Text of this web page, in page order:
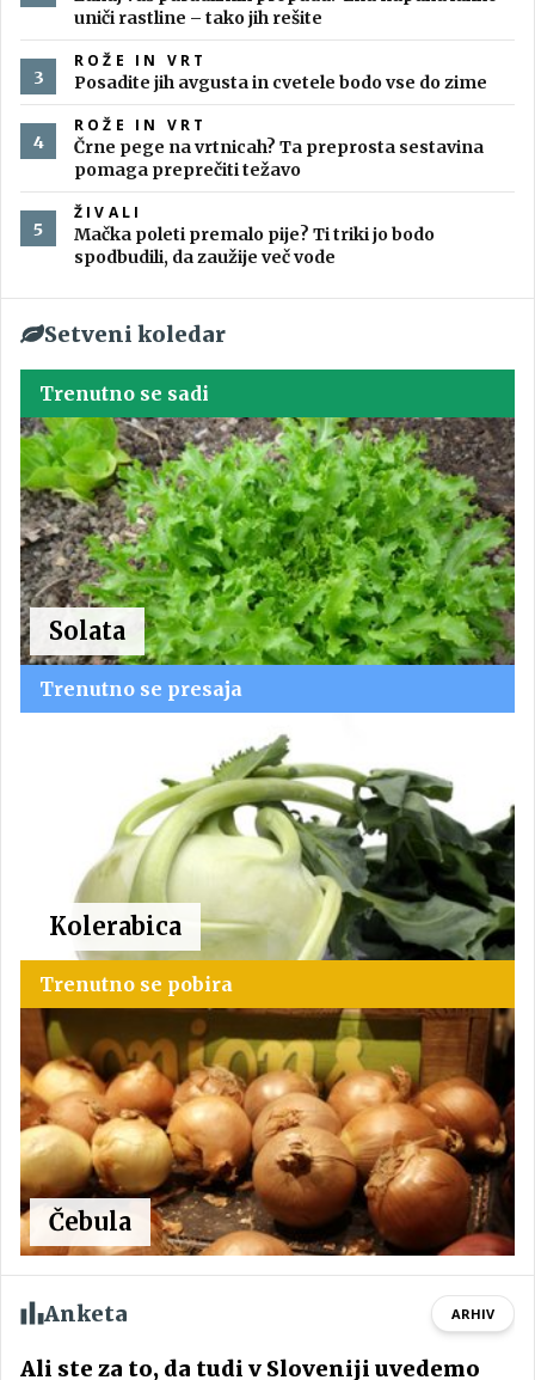
uniči rastline – tako jih rešite
ROŽE IN VRT
Posadite jih avgusta in cvetele bodo vse do zime
ROŽE IN VRT
Črne pege na vrtnicah? Ta preprosta sestavina
pomaga preprečiti težavo
ŽIVALI
Mačka poleti premalo pije? Ti triki jo bodo
spodbudili, da zaužije več vode
Setveni koledar
Trenutno se sadi
Solata
Trenutno se presaja
Kolerabica
Trenutno se pobira
Čebula
Anketa ARHIV
Ali ste za to, da tudi v Sloveniji uvedemo